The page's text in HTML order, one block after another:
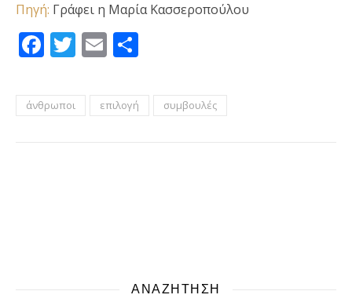
Πηγή: Γράφει η Μαρία Κασσεροπούλου
Facebook
Twitter
Email
άνθρωποι επιλογή συμβουλές
ΑΝΑΖΗΤΗΣΗ